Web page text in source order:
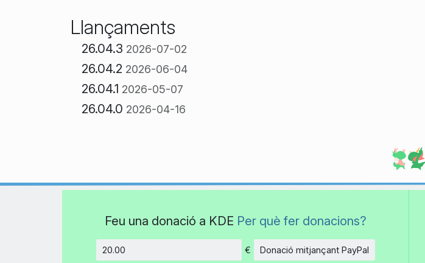
Llançaments
26.04.3 2026-07-02
26.04.2 2026-06-04
26.04.1 2026-05-07
26.04.0 2026-04-16
Feu una donació a KDE Per què fer donacions?
Import
€ Donació mitjançant PayPal